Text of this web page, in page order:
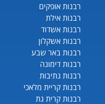
רבנות אופקים
רבנות אילת
רבנות אשדוד
רבנות אשקלון
רבנות באר שבע
רבנות דימונה
רבנות נתיבות
רבנות קריית מלאכי
רבנות קרית גת